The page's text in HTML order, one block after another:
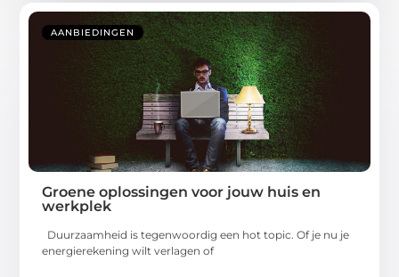
AANBIEDINGEN
Groene oplossingen voor jouw huis en
werkplek
Duurzaamheid is tegenwoordig een hot topic. Of je nu je
energierekening wilt verlagen of